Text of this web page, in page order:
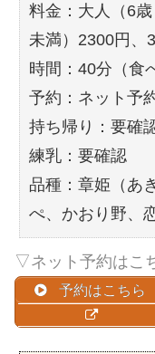
料金：大人（6
未満）2300円、
時間：40分（食
予約：ネット予
持ち帰り：要確
練乳：要確認
品種：章姫（あ
ぺ、かおり野、
▽ネット予約はこ
予約はこちら